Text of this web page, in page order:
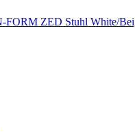
FORM ZED Stuhl White/